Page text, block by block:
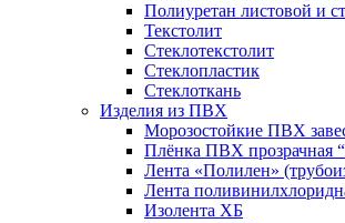
Полиуретан листовой и
Текстолит
Стеклотекстолит
Стеклопластик
Стеклоткань
Изделия из ПВХ
Морозостойкие ПВХ
Плёнка ПВХ прозрачная
Лента «Полилен»
Лента
Изолента ХБ